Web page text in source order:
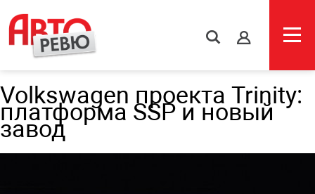
s
Volkswagen проекта Trinity:
платформа SSP и новый
завод